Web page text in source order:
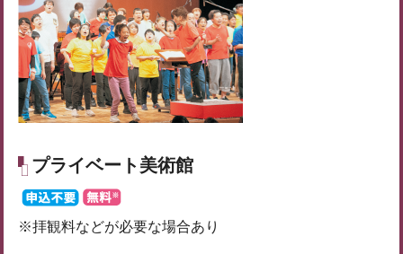
プライベート美術館
※拝観料などが必要な場合あり